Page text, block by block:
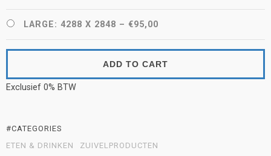
LARGE: 4288 X 2848 – €95,00
ADD TO CART
Exclusief 0% BTW
#CATEGORIES
ETEN & DRINKEN
ZUIVELPRODUCTEN